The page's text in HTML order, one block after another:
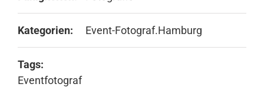
Kategorien: Event-Fotograf.Hamburg
Tags:
Eventfotograf